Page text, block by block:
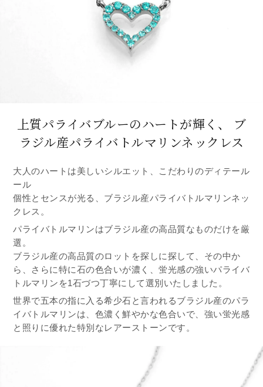
上質パライバブルーのハートが輝く、
ブ
ラジル産パライバトルマリンネックレス
大人のハートは美しいシルエット、こだわりのディテール
ール
個性とセンスが光る、ブラジル産パライバトルマリンネッ
クレス。
パライバトルマリンはブラジル産の高品質なものだけを厳
選。
ブラジル産の高品質のロットを探しに探して、その中か
ら、さらに特に石の色合いが濃く、蛍光感の強いパライバ
トルマリンを1石づつ丁寧にして選別いたしました。
世界で五本の指に入る希少石と言われるブラジル産のパラ
イバトルマリンは、色濃く鮮やかな色合いで、強い蛍光感
と照りに優れた特別なレアーストーンです。